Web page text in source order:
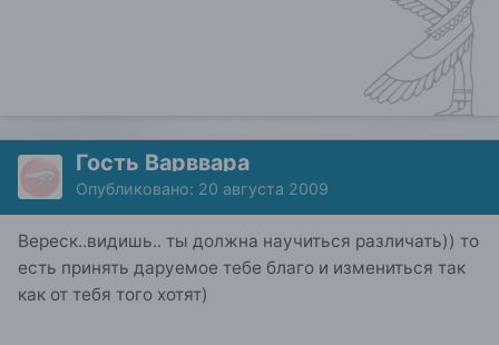
Гость Варввара
Опубликовано: 20 августа 2009
Вереск..видишь.. ты должна научиться различать)) то
есть принять даруемое тебе благо и измениться так
как от тебя того хотят)